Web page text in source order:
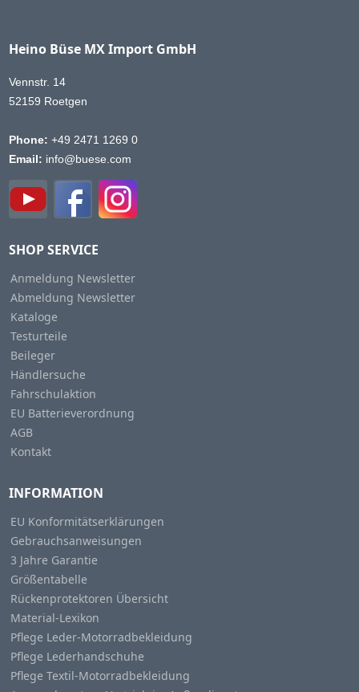
Heino Büse MX Import GmbH
Vennstr. 14
52159 Roetgen
Phone: +49 2471 1269 0
Email: info@buese.com
SHOP SERVICE
Anmeldung Newsletter
Abmeldung Newsletter
Kataloge
Testurteile
Beileger
Händlersuche
Fahrschulaktion
EU Batterieverordnung
AGB
Kontakt
INFORMATION
EU Konformitätserklärungen
Gebrauchsanweisungen
3 Jahre Garantie
Größentabelle
Rückenprotektoren Übersicht
Material-Lexikon
Pflege Leder-Motorradbekleidung
Pflege Lederhandschuhe
Pflege Textil-Motorradbekleidung